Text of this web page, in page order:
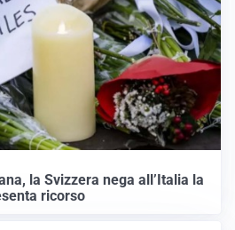
la Svizzera nega all’Italia la
ricorso